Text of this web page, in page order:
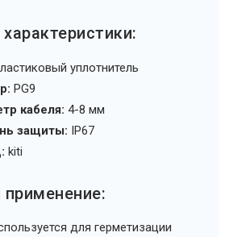
уплотнитель
PG9
кабеля: 4-8 мм
защиты: IP67
kiti
для герметизации